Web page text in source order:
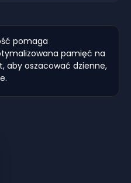
pomaga
pamięć na
aby oszacować dzienne,